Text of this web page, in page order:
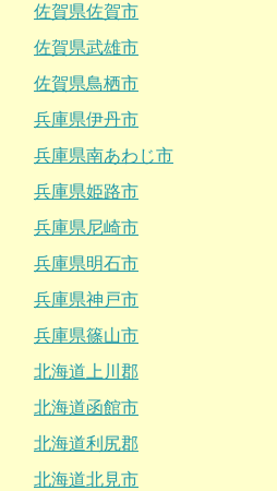
佐賀県佐賀市
佐賀県武雄市
佐賀県鳥栖市
兵庫県伊丹市
兵庫県南あわじ市
兵庫県姫路市
兵庫県尼崎市
兵庫県明石市
兵庫県神戸市
兵庫県篠山市
北海道上川郡
北海道函館市
北海道利尻郡
北海道北見市